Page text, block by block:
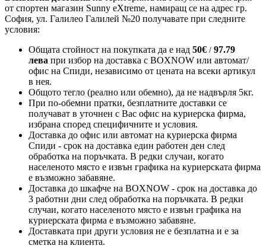
от спортен магазин Sunny eXtreme, намиращ се на адрес гр.
София, ул. Галилео Галилей №20 получавате при следните
условия:
Общата стойност на покупката да е над 50€ / 97.79
лева при избор на доставка с BOXNOW или автомат/
офис на Спиди, независимо от цената на всеки артикул
в нея.
Общото тегло (реално или обемно), да не надвърля 5кг.
При по-обемни пратки, безплатните доставки се
получават в уточнен с Вас офис на куриерска фирма,
избрана според специфичните и условия.
Доставка до офис или автомат на куриерска фирма
Спиди - срок на доставка един работен ден след
обработка на поръчката. В редки случаи, когато
населеното място е извън графика на куриерската фирма
е възможно забавяне.
Доставка до шкафче на BOXNOW - срок на доставка до
3 работни дни след обработка на поръчката. В редки
случаи, когато населеното място е извън графика на
куриерската фирма е възможно забавяне.
Доставката при други условия не е безплатна и е за
сметка на клиента.